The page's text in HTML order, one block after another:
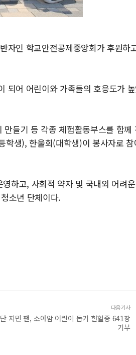
자인 학교안전공제중앙회가 후원하
되어 어린이와 가족들의 호응도가
들기 등 각종 체험활동부스를 함께
학생), 한울회(대학생)이 봉사자로 참
하고, 사회적 약자 및 국내외 어려
소년 단체이다.
다음기사
지민 팬, 소아암 어린이 돕기 헌혈증 641장
기부